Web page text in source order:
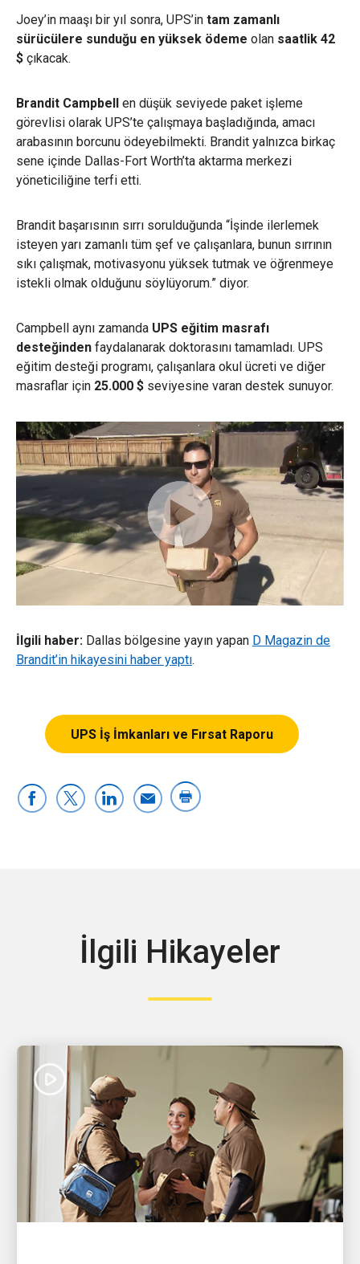
Joey’in maaşı bir yıl sonra, UPS’in tam zamanlı
sürücülere sunduğu en yüksek ödeme olan saatlik 42
$ çıkacak.
Brandit Campbell en düşük seviyede paket işleme
görevlisi olarak UPS’te çalışmaya başladığında, amacı
arabasının borcunu ödeyebilmekti. Brandit yalnızca birkaç
sene içinde Dallas-Fort Worth’ta aktarma merkezi
yöneticiliğine terfi etti.
Brandit başarısının sırrı sorulduğunda “İşinde ilerlemek
isteyen yarı zamanlı tüm şef ve çalışanlara, bunun sırrının
sıkı çalışmak, motivasyonu yüksek tutmak ve öğrenmeye
istekli olmak olduğunu söylüyorum.” diyor.
Campbell aynı zamanda UPS eğitim masrafı
desteğinden faydalanarak doktorasını tamamladı. UPS
eğitim desteği programı, çalışanlara okul ücreti ve diğer
masraflar için 25.000 $ seviyesine varan destek sunuyor.
İlgili haber: Dallas bölgesine yayın yapan D Magazin de
Brandit’in hikayesini haber yaptı.
UPS İş İmkanları ve Fırsat Raporu
İlgili Hikayeler